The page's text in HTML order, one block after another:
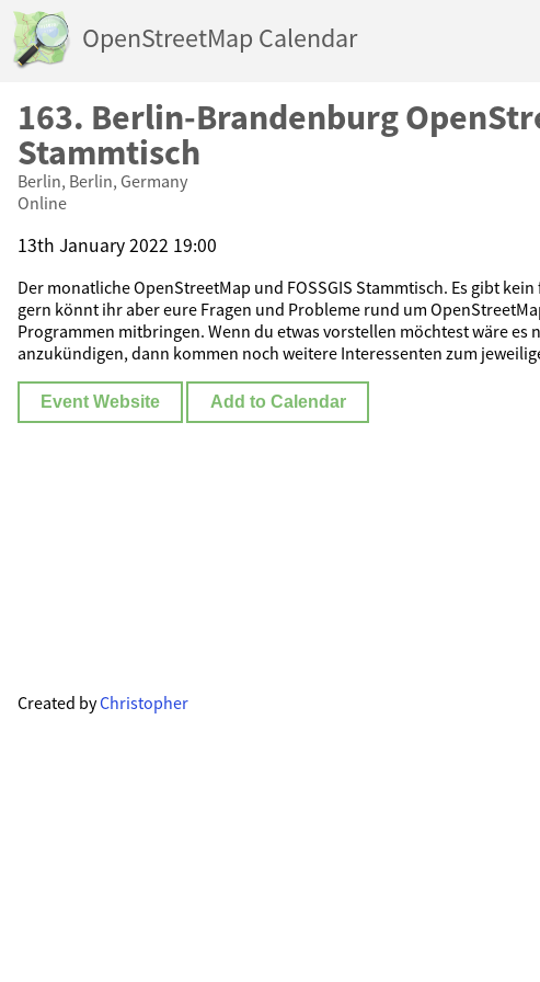
OpenStreetMap Calendar
163. Berlin-Brandenburg
Stammtisch
Berlin, Berlin, Germany
Online
13th January 2022 19:00
Der monatliche OpenStreetMap und FOSSGIS Stammtisch. Es gibt
gern könnt ihr aber eure Fragen und Probleme rund um
Programmen mitbringen. Wenn du etwas vorstellen möchtest wäre es
anzukündigen, dann kommen noch weitere Interessenten zum
Event Website Add to Calendar
Created byChristopher